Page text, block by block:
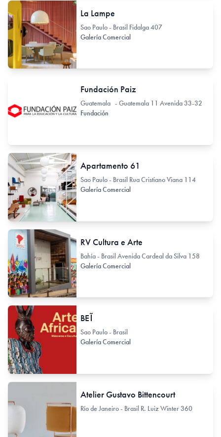
La Lampe
Sao Paulo - Brasil Fidalga 407
Galería Comercial
Fundación Paiz
Guatemala - Guatemala 11 Avenida 33-32
Fundación
Apartamento 61
Sao Paulo - Brasil Rua Cristiano Viana 114
Galería Comercial
RV Cultura e Arte
Bahía - Brasil Avenida Cardeal da Silva 158
Galería Comercial
BEĨ
Sao Paulo - Brasil
Galería Comercial
Atelier Gustavo Bittencourt
Río de Janeiro - Brasil R. Luiz Winter 360